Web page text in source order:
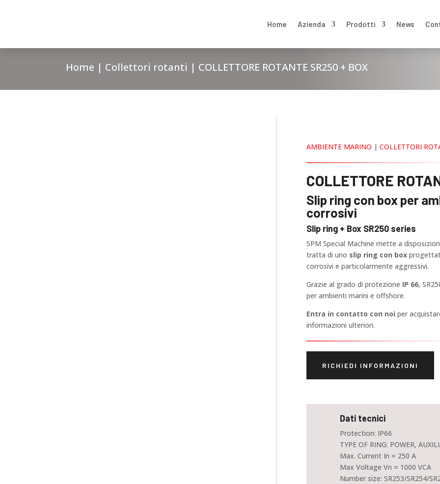
Home Azienda Prodotti News
Home | Collettori rotanti | COLLETTORE ROTANTE SR250 + BOX
AMBIENTE MARINO |COLLETTORI
COLLETTORE
Slip ring con box per
corrosivi
Slip ring + Box SR250 series
SPM Special Machine mette a
tratta di uno slip ring con box
corrosivi e particolarmente aggressivi.
Grazie al grado di protezione IP 66,
per ambienti marini e offshore.
Entra in contatto con noi per
informazioni ulteriori.
RICHIEDI INFORMAZIONI
Dati tecnici
Protection: IP66
TYPE OF RING: POWER,
Max. Current In = 250 A
Max Voltage Vn = 1000 VCA
Number size: SR253/SR254/